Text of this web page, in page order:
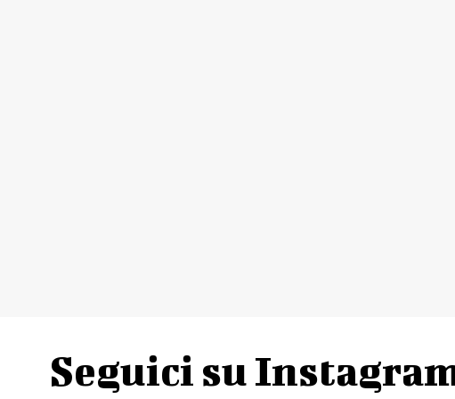
Seguici su